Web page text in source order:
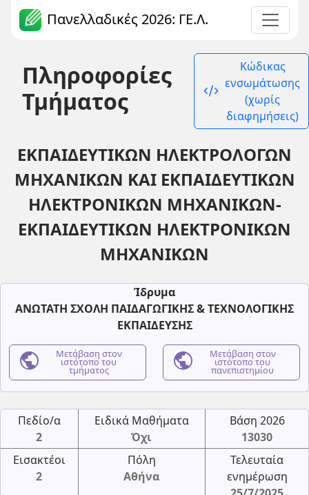
Πανελλαδικές 2026: ΓΕ.Λ.
Πληροφορίες
Τμήματος
code_xml
Κώδικας
ενσωμάτωσης
(χωρίς
διαφημήσεις)
ΕΚΠΑΙΔΕΥΤΙΚΩΝ ΗΛΕΚΤΡΟΛΟΓΩΝ
ΜΗΧΑΝΙΚΩΝ ΚΑΙ ΕΚΠΑΙΔΕΥΤΙΚΩΝ
ΗΛΕΚΤΡΟΝΙΚΩΝ ΜΗΧΑΝΙΚΩΝ-
ΕΚΠΑΙΔΕΥΤΙΚΩΝ ΗΛΕΚΤΡΟΝΙΚΩΝ
ΜΗΧΑΝΙΚΩΝ
Ίδρυμα
ΑΝΩΤΑΤΗ ΣΧΟΛΗ ΠΑΙΔΑΓΩΓΙΚΗΣ & ΤΕΧΝΟΛΟΓΙΚΗΣ
ΕΚΠΑΙΔΕΥΣΗΣ
public Μετάβαση στον
ιστότοπο του
τμήματος public Μετάβαση στον
ιστότοπο του
πανεπιστημίου
Πεδίο/α
2
Ειδικά Μαθήματα
Όχι
Βάση 2026
13030
Εισακτέοι
2
Πόλη
Αθήνα
Τελευταία
ενημέρωση